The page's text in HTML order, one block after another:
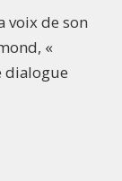
voix de son
«
dialogue